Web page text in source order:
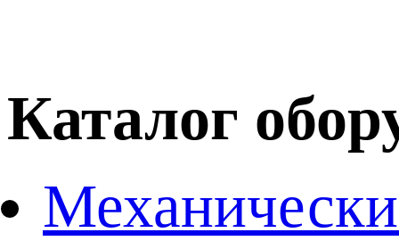
Каталог